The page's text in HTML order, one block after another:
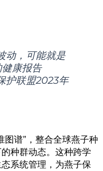
动，可能就是
康报告
联盟2023年
图谱”，整合全球燕子种
种群动态。这种跨学
系统管理，为燕子保